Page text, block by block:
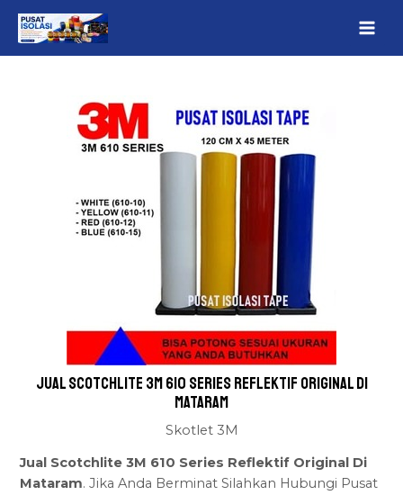
Jual Scotchlite 3M 610 Series Reflektif Original Di
Mataram
Skotlet 3M
Jual Scotchlite 3M 610 Series Reflektif Original Di
Mataram. Jika Anda Berminat Silahkan Hubungi Pusat
navigation